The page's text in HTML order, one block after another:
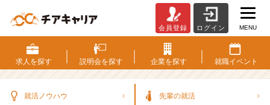
底
し
た
会員登録 ログイン MENU
求人を探す 説明会を探す 企業を探す 就職イベント
就活ノウハウ 先輩の就活